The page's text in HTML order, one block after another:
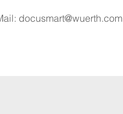
docusmart@wuerth.com